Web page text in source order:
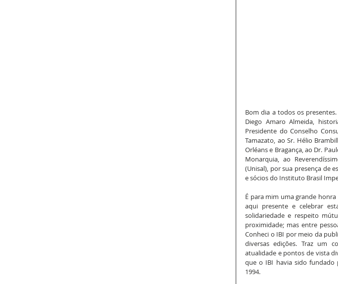
Bom dia a todos os
Diego Amaro Almeida,
Presidente do Conselho
Tamazato, ao Sr. Hélio
Orléans e Bragança, ao Dr.
Monarquia, ao
(Unisal), por sua presença de
e sócios do Instituto Brasil
É para mim uma grande
aqui presente e celebrar
solidariedade e respeito
proximidade; mas entre
Conheci o IBI por meio da
diversas edições. Traz um
atualidade e pontos de vista
que o IBI havia sido fundado
1994.